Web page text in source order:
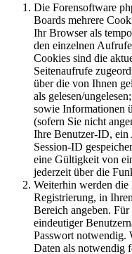
Die Forensoftware
Boards mehrere
Ihr Browser als
den einzelnen
Cookies sind die
Seitenaufrufe
über die von Ihnen
als gelesen/
sowie Informationen
(sofern Sie nicht
Ihre Benutzer-ID, ein
Session-ID
eine Gültigkeit von
jederzeit über die
Weiterhin werden die
Registrierung, in
Bereich angeben.
eindeutiger
Passwort notwendig.
Daten als notwendig